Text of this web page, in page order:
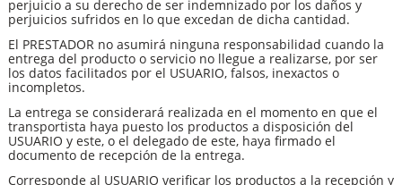
perjuicio a su derecho de ser indemnizado por los daños y
perjuicios sufridos en lo que excedan de dicha cantidad.
El PRESTADOR no asumirá ninguna responsabilidad cuando la
entrega del producto o servicio no llegue a realizarse, por ser
los datos facilitados por el USUARIO, falsos, inexactos o
incompletos.
La entrega se considerará realizada en el momento en que el
transportista haya puesto los productos a disposición del
USUARIO y este, o el delegado de este, haya firmado el
documento de recepción de la entrega.
Corresponde al USUARIO verificar los productos a la recepción y